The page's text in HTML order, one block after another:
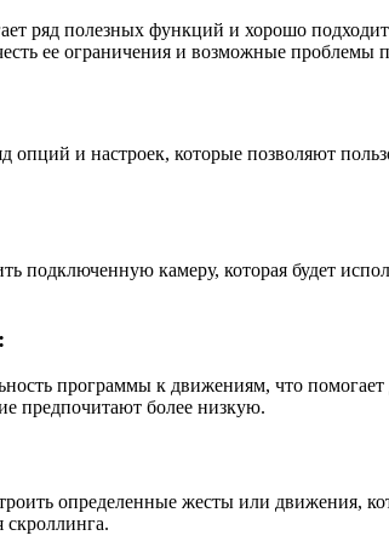
ряд полезных функций и хорошо
ее ограничения и возможные проблемы
опций и настроек, которые позволяют
подключенную камеру, которая будет
программы к движениям, что
предпочитают более низкую.
определенные жесты или движения,